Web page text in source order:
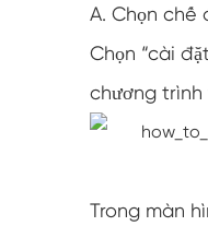
A. Chọn chế
Chọn “cài
chương trình
Trong màn